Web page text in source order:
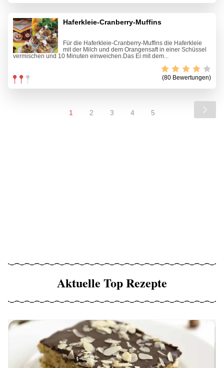
Haferkleie-Cranberry-Muffins
Für die Haferkleie-Cranberry-Muffins die Haferkleie
mit der Milch und dem Orangensaft in einer Schüssel
vermischen und 10 Minuten einweichen.Das Ei mit dem...
(80 Bewertungen)
1 2 3 4 5
Aktuelle Top Rezepte